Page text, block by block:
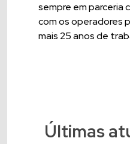
sempre em parceria
com os operadores
mais 25 anos de
Últimas